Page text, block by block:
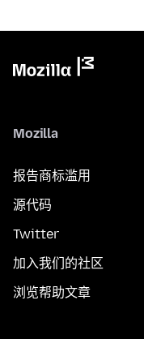
Mozilla
报告商标滥用
源代码
Twitter
加入我们的社区
浏览帮助文章